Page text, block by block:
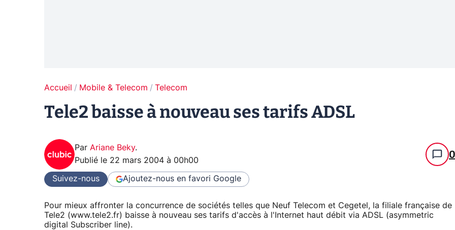
Accueil Mobile & Telecom Telecom
Tele2 baisse à nouveau ses tarifs ADSL
Par Ariane Beky.
Publié le 22 mars 2004 à 00h00 0
Suivez-nous Ajoutez-nous en favori Google
Pour mieux affronter la concurrence de sociétés telles que Neuf Telecom et Cegetel, la filiale française de
Tele2 (www.tele2.fr) baisse à nouveau ses tarifs d'accès à l'Internet haut débit via ADSL (asymmetric
digital Subscriber line).